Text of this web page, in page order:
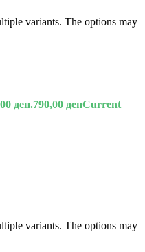
variants. The options may
ден.790,00 денCurrent
variants. The options may